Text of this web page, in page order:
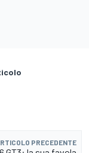
PRECEDENTE